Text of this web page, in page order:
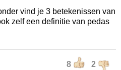
vind je 3 betekenissen van
zelf een definitie van pedas
8 2